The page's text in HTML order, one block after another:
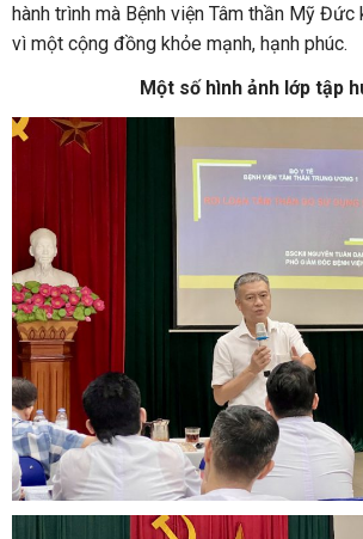
hành trình mà Bệnh viện Tâm thần Mỹ
vì một cộng đồng khỏe mạnh, hạnh phúc.
Một số hình ảnh lớp tập